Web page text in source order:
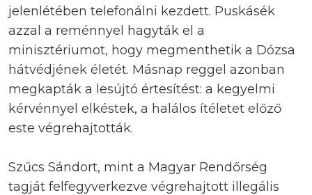
jelenlétében telefonálni kezdett. Puskásék
azzal a reménnyel hagyták el a
minisztériumot, hogy megmenthetik a Dózsa
hátvédjének életét. Másnap reggel azonban
megkapták a lesújtó értesítést: a kegyelmi
kérvénnyel elkéstek, a halálos ítéletet előző
este végrehajtották.
Szűcs Sándort, mint a Magyar Rendőrség
tagját felfegyverkezve végrehajtott illegális